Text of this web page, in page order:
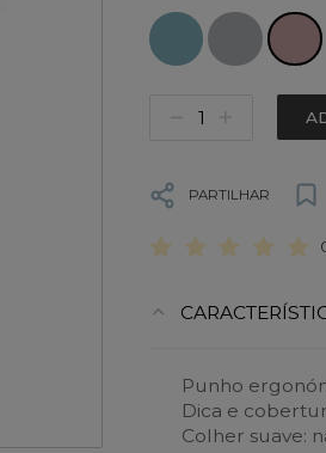
PARTILHAR
Punho
Dica e
Colher suave: